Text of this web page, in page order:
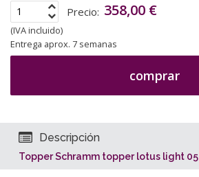
Precio: 358,00 €
(IVA incluido)
Entrega aprox. 7 semanas
comprar
Descripción
Topper Schramm topper lotus light 05